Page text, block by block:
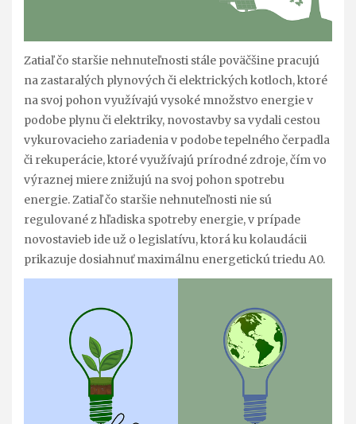
Zatiaľ čo staršie nehnuteľnosti stále poväčšine pracujú
na zastaralých plynových či elektrických kotloch, ktoré
na svoj pohon využívajú vysoké množstvo energie v
podobe plynu či elektriky, novostavby sa vydali cestou
vykurovacieho zariadenia v podobe tepelného čerpadla
či rekuperácie, ktoré využívajú prírodné zdroje, čím vo
výraznej miere znižujú na svoj pohon spotrebu
energie. Zatiaľ čo staršie nehnuteľnosti nie sú
regulované z hľadiska spotreby energie, v prípade
novostavieb ide už o legislatívu, ktorá ku kolaudácii
prikazuje dosiahnuť maximálnu energetickú triedu A0.